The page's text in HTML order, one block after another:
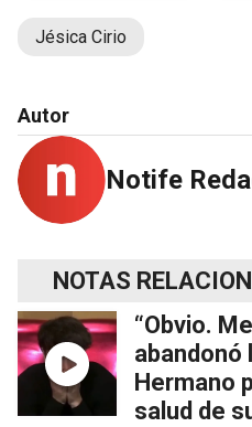
Jésica Cirio
Autor
Notife
NOTAS
“Obvio.
abandonó
Hermano
salud de